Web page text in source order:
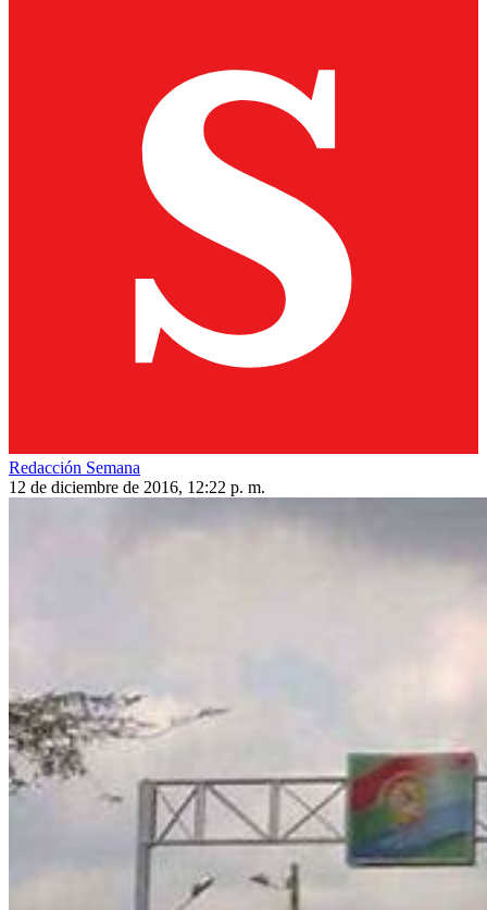
Redacción Semana
12 de diciembre de 2016, 12:22 p. m.